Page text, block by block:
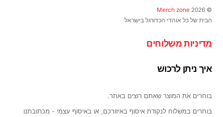
בעמוד
המוצר
©
Merch zone2026
הבית של כל אוהדי הכדורגל בישראל
מדיניות משלוחים
איך ניתן לרכוש
בוחרים את המוצר שאתם רוצים באתר.
בוחרים במשלוח לנקודת איסוף באיזורכם, או באיסוף עצמי - מכתובתנו